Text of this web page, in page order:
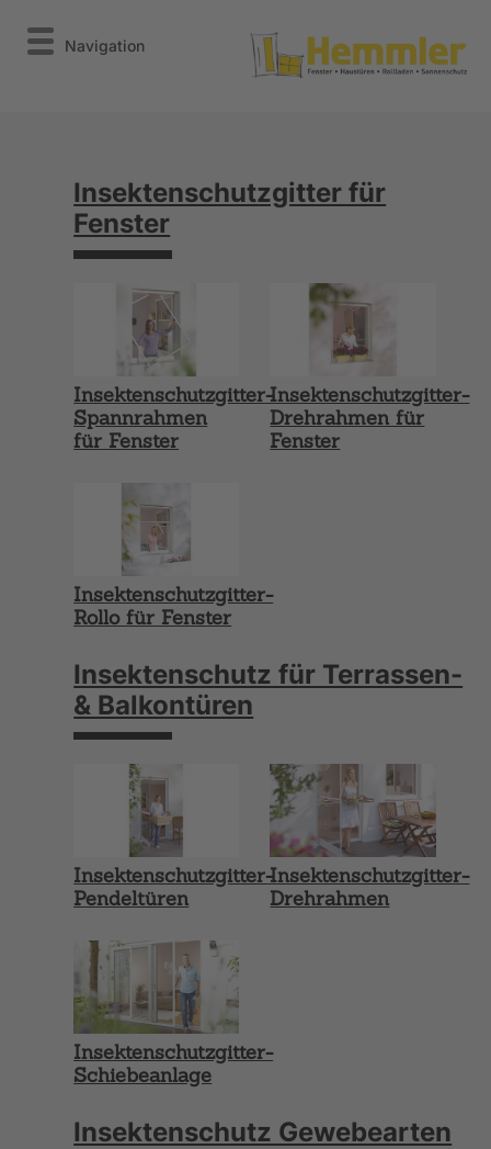
Navigation
Insektenschutzgitter für
Fenster
Insektenschutzgitter-
Spannrahmen
für Fenster
Insektenschutzgitter-
Drehrahmen für
Fenster
Insektenschutzgitter-
Rollo für Fenster
Insektenschutz für Terrassen-
& Balkontüren
Insektenschutzgitter-
Pendeltüren
Insektenschutzgitter-
Drehrahmen
Insektenschutzgitter-
Schiebeanlage
Insektenschutz Gewebearten